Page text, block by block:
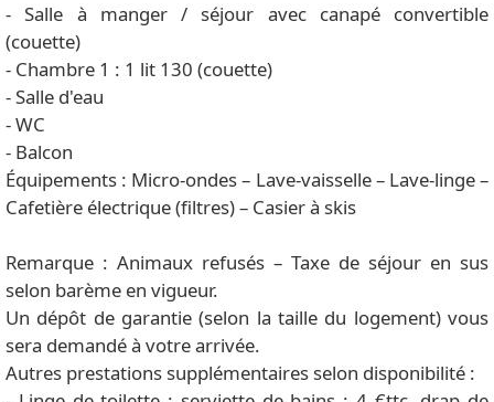
- Salle à manger / séjour avec canapé convertible
(couette)
- Chambre 1 : 1 lit 130 (couette)
- Salle d'eau
- WC
- Balcon
Équipements : Micro-ondes – Lave-vaisselle – Lave-linge –
Cafetière électrique (filtres) – Casier à skis
Remarque : Animaux refusés – Taxe de séjour en sus
selon barème en vigueur.
Un dépôt de garantie (selon la taille du logement) vous
sera demandé à votre arrivée.
Autres prestations supplémentaires selon disponibilité :